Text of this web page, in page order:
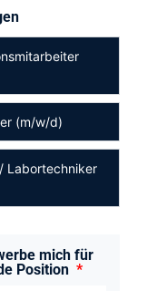
(m/w/d)
Labortechniker
mich für
Position